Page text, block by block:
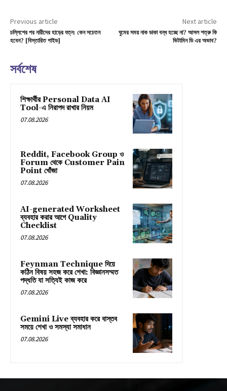
Previous article
চল্লিশের পর নারীদের হাড়ের যত্ন: কেন সচেতন
হবেন? [বিস্তারিত গাইড]
Next article
ঘুমের সময় নাক ডাকা বন্ধ হচ্ছে না? আসল শত্রু কি
ভিটামিন ডি এর অভাব?
সর্বশেষ
শিক্ষার্থীর Personal Data AI
Tool-এ নিরাপদ রাখার নিয়ম
07.08.2026
Reddit, Facebook Group ও
Forum থেকে Customer Pain
Point খোঁজা
07.08.2026
AI-generated Worksheet
ব্যবহার করার আগে Quality
Checklist
07.08.2026
Feynman Technique দিয়ে
কঠিন বিষয় সহজ করে শেখা: বিজ্ঞানসম্মত
পদ্ধতি যা সত্যিই কাজ করে
07.08.2026
Gemini Live ব্যবহার করে বাস্তব
সময়ে শেখা ও সমস্যা সমাধান
07.08.2026